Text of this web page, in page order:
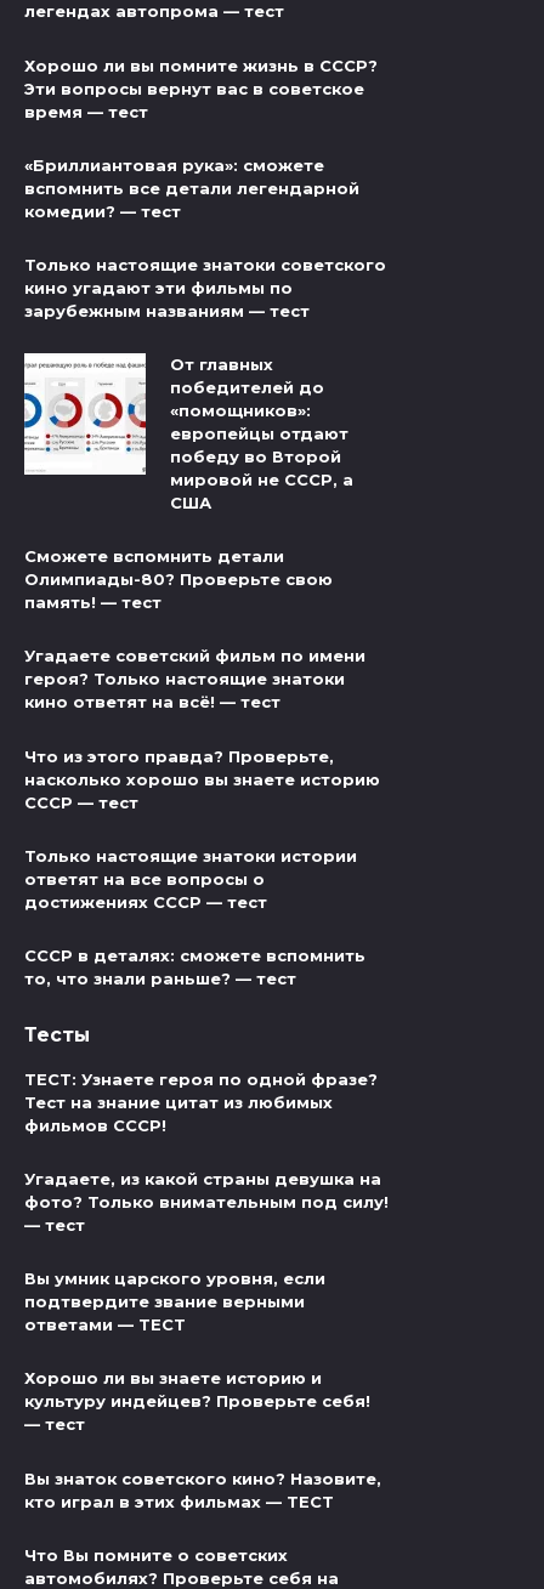
легендах автопрома — тест
Хорошо ли вы помните жизнь в СССР?
Эти вопросы вернут вас в советское
время — тест
«Бриллиантовая рука»: сможете
вспомнить все детали легендарной
комедии? — тест
Только настоящие знатоки советского
кино угадают эти фильмы по
зарубежным названиям — тест
От главных
победителей до
«помощников»:
европейцы отдают
победу во Второй
мировой не СССР, а
США
Сможете вспомнить детали
Олимпиады-80? Проверьте свою
память! — тест
Угадаете советский фильм по имени
героя? Только настоящие знатоки
кино ответят на всё! — тест
Что из этого правда? Проверьте,
насколько хорошо вы знаете историю
СССР — тест
Только настоящие знатоки истории
ответят на все вопросы о
достижениях СССР — тест
СССР в деталях: сможете вспомнить
то, что знали раньше? — тест
Тесты
ТЕСТ: Узнаете героя по одной фразе?
Тест на знание цитат из любимых
фильмов СССР!
Угадаете, из какой страны девушка на
фото? Только внимательным под силу!
— тест
Вы умник царского уровня, если
подтвердите звание верными
ответами — ТЕСТ
Хорошо ли вы знаете историю и
культуру индейцев? Проверьте себя!
— тест
Вы знаток советского кино? Назовите,
кто играл в этих фильмах — ТЕСТ
Что Вы помните о советских
автомобилях? Проверьте себя на